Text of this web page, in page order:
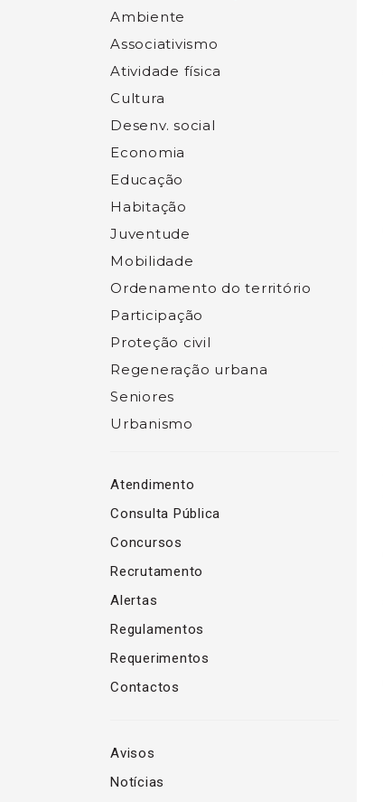
Ambiente
Associativismo
Atividade física
Cultura
Desenv. social
Economia
Educação
Habitação
Juventude
Mobilidade
Ordenamento do território
Participação
Proteção civil
Regeneração urbana
Seniores
Urbanismo
Atendimento
Consulta Pública
Concursos
Recrutamento
Alertas
Regulamentos
Requerimentos
Contactos
Avisos
Notícias